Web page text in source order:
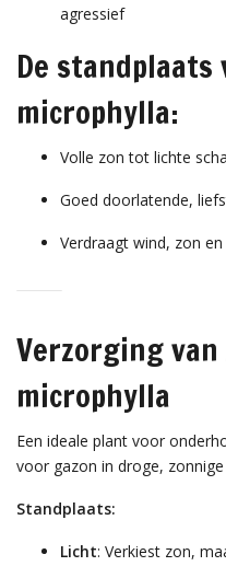
agressief
De standplaats
microphylla:
Volle zon tot lichte
Goed doorlatende,
Verdraagt wind, zon
Verzorging van
microphylla
Een ideale plant voor
voor gazon in droge, zonnige
Standplaats:
Licht: Verkiest zon,